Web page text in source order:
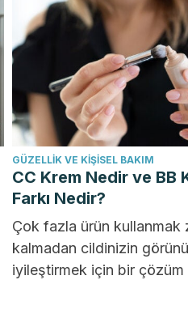
GÜZELLIK VE KIŞISEL BAKIM
CC Krem Nedir ve BB
Farkı Nedir?
Çok fazla ürün kullanmak
kalmadan cildinizin
iyileştirmek için bir çözüm